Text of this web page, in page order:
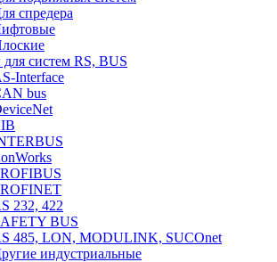
спредера
систем RS, BUS
Interface
bus
232, 422
BUS
485, LON, MODULINK, SUCOnet
индустриальные